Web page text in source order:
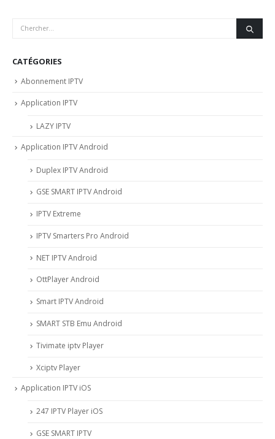
CATÉGORIES
Abonnement IPTV
Application IPTV
LAZY IPTV
Application IPTV Android
Duplex IPTV Android
GSE SMART IPTV Android
IPTV Extreme
IPTV Smarters Pro Android
NET IPTV Android
OttPlayer Android
Smart IPTV Android
SMART STB Emu Android
Tivimate iptv Player
Xciptv Player
Application IPTV iOS
247 IPTV Player iOS
‎GSE SMART IPTV